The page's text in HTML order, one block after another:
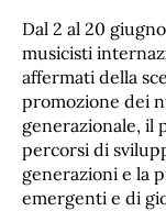
Dal 2 al 20
musicisti
affermati della
promozione dei
generazionale, il
percorsi di
generazioni e la
emergenti e di